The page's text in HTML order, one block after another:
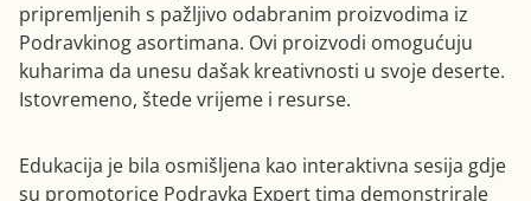
pripremljenih s pažljivo odabranim proizvodima iz
Podravkinog asortimana. Ovi proizvodi omogućuju
kuharima da unesu dašak kreativnosti u svoje deserte.
Istovremeno, štede vrijeme i resurse.
Edukacija je bila osmišljena kao interaktivna sesija gdje
su promotorice Podravka Expert tima demonstrirale